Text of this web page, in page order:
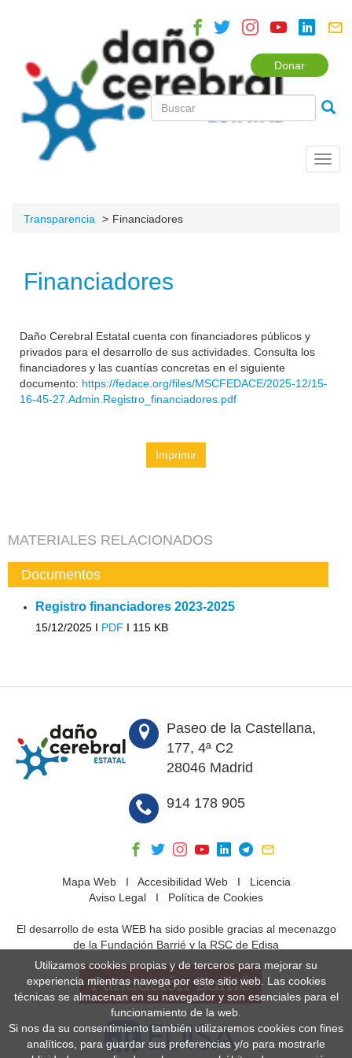
Donar
Transparencia Financiadores
Financiadores
Daño Cerebral Estatal cuenta con financiadores públicos y
privados para el desarrollo de sus actividades. Consulta los
financiadores y las cuantías concretas en el siguiente
documento: https://fedace.org/files/MSCFEDACE/2025-12/15-
16-45-27.Admin.Registro_financiadores.pdf
Imprimir
MATERIALES RELACIONADOS
Documentos
Registro financiadores 2023-2025
15/12/2025 I PDF I 115 KB
Paseo de la Castellana,
177, 4ª C2
28046 Madrid
914 178 905
Mapa WebI Accesibilidad WebI Licencia
Aviso Legal I Política de Cookies
El desarrollo de esta WEB ha sido posible gracias al mecenazgo
de la Fundación Barrié y la RSC de Edisa
Utilizamos cookies propias y de terceros para mejorar su
experiencia mientras navega por este sitio web. Las cookies
técnicas se almacenan en su navegador y son esenciales para el
funcionamiento de la web.
Si nos da su consentimiento también utilizaremos cookies con fines
analíticos, para guardar sus preferencias y/o para mostrarle